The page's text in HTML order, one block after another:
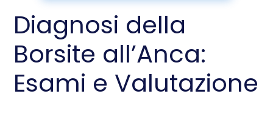
Diagnosi della
Borsite all’Anca:
Esami e Valutazione